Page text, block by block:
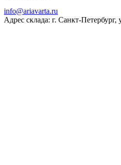
ur.atravaira@ofni
Адрес склада: г. Санкт-